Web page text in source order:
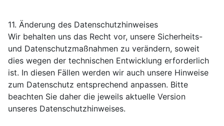
11. Änderung des Datenschutzhinweises
Wir behalten uns das Recht vor, unsere Sicherheits-
und Datenschutzmaßnahmen zu verändern, soweit
dies wegen der technischen Entwicklung erforderlich
ist. In diesen Fällen werden wir auch unsere Hinweise
zum Datenschutz entsprechend anpassen. Bitte
beachten Sie daher die jeweils aktuelle Version
unseres Datenschutzhinweises.